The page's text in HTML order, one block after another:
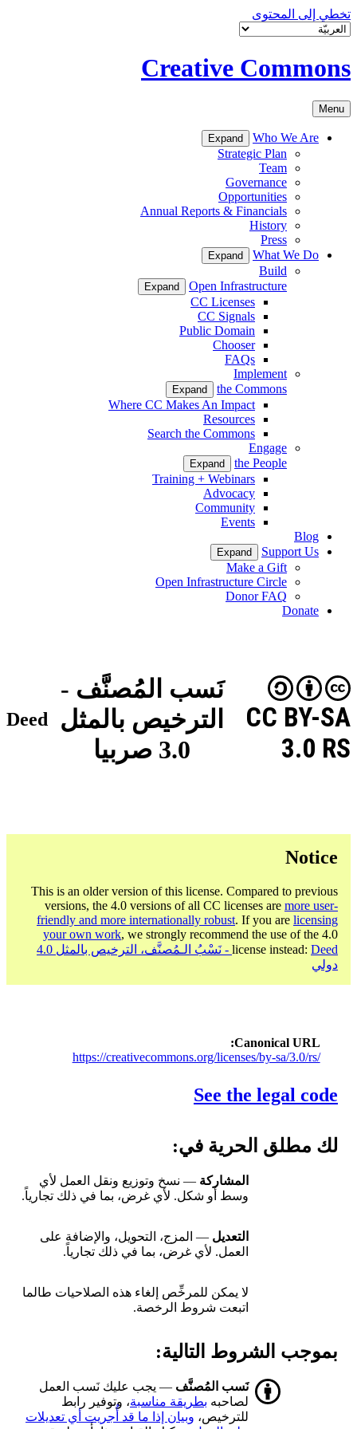
تخطي إلى المحتوى
Creative Commons
Menu
Who We Are
Expand
Strategic Plan
Team
Governance
Opportunities
Annual Reports & Financials
History
Press
What We Do
Expand
Build
Open Infrastructure
Expand
CC Licenses
CC Signals
Public Domain
Chooser
FAQs
Implement
the Commons
Expand
Where CC Makes An Impact
Resources
Search the Commons
Engage
the People
Expand
Training + Webinars
Advocacy
Community
Events
Blog
Support Us
Expand
Make a Gift
Open Infrastructure Circle
Donor FAQ
Donate
نَسب المُصنَّف -
الترخيص بالمثل
3.0 صربيا
CC BY-SA
3.0 RS
Deed
Notice
This is an older version of this license. Compared to previous
versions, the 4.0 versions of all CC licenses are more user-
friendly and more internationally robust. If you are licensing
your own work, we strongly recommend the use of the 4.0
license instead:
Deed - نَسْبُ الـمُصنَّف، الترخيص بالمثل 4.0
دولي
Canonical URL
https://creativecommons.org/licenses/by-sa/3.0/rs/
See the legal code
لك مطلق الحرية في:
المشاركة — نسخ وتوزيع ونقل العمل لأي
وسط أو شكل. لأي غرض، بما في ذلك تجارياً.
التعديل — المزج، التحويل، والإضافة على
العمل. لأي غرض، بما في ذلك تجارياً.
لا يمكن للمرخِّص إلغاء هذه الصلاحيات طالما
اتبعت شروط الرخصة.
بموجب الشروط التالية:
نَسب المُصنَّف — يجب عليك نَسب العمل
لصاحبه بطريقة مناسبة، وتوفير رابط
للترخيص، وبيان إذا ما قد أُجريت أي تعديلات